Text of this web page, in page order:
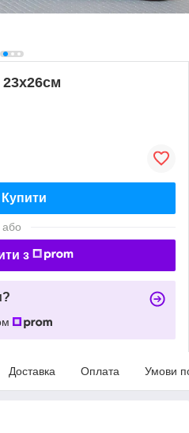
23х26см
Купити
або
з
Доставка Оплата Умови